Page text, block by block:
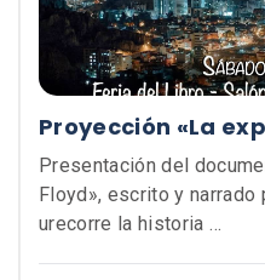
Proyección «La
Presentación del
Floyd», escrito y narrado
urecorre la historia …